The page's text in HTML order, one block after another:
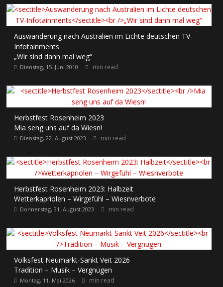
Auswanderung nach Australien im Lichte deutschen TV-
Infotainments
„Wir sind dann mal weg“
Dienstag, 15. Juni 2010 min read
Herbstfest Rosenheim 2023
Mia seng uns auf da Wiesn!
Dienstag, 22. August 2023 min read
Herbstfest Rosenheim 2023: Halbzeit
Wetterkapriolen – Wirgefühl – Wiesnverbote
Donnerstag, 31. August 2023 min read
Volksfest Neumarkt-Sankt Veit 2026
Tradition – Musik – Vergnügen
Montag, 11. Mai 2026 min read